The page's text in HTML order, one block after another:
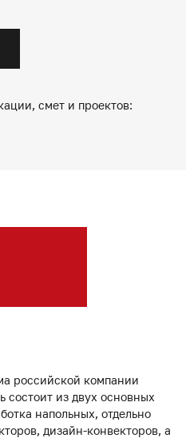
смет и проектов:
российской компании
состоит из двух основных
напольных, отдельно
дизайн-конвекторов, а